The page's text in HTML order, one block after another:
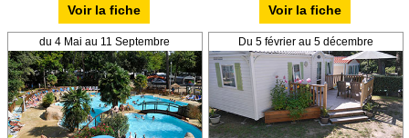
Voir la fiche Voir la fiche
du 4 Mai au 11 Septembre Du 5 février au 5 décembre